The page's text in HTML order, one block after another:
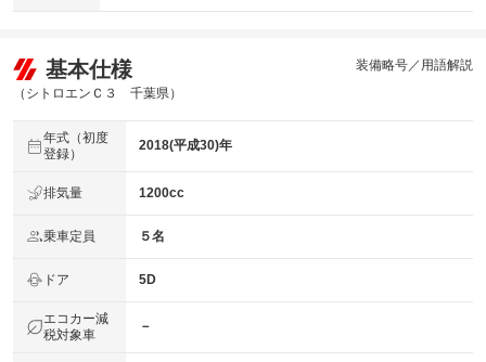
基本仕様
（シトロエンＣ３ 千葉県）
装備略号／用語解説
年式（初度
登録）
2018(平成30)年
排気量 1200cc
乗車定員 ５名
ドア 5D
エコカー減
税対象車
－